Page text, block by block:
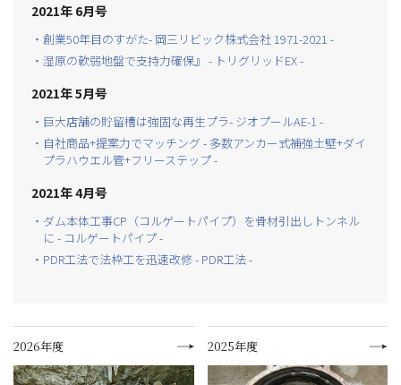
2021年 6月号
・創業50年目のすがた- 岡三リビック株式会社 1971-2021 -
・湿原の軟弱地盤で支持力確保』 - トリグリッドEX -
2021年 5月号
・巨大店舗の貯留槽は強固な再生プラ- ジオプールAE-1 -
・自社商品+提案力でマッチング - 多数アンカー式補強土壁+ダイ
プラハウエル管+フリーステップ -
2021年 4月号
・ダム本体工事CP（コルゲートパイプ）を骨材引出しトンネル
に - コルゲートパイプ -
・PDR工法で法枠工を迅速改修 - PDR工法 -
2026年度 2025年度